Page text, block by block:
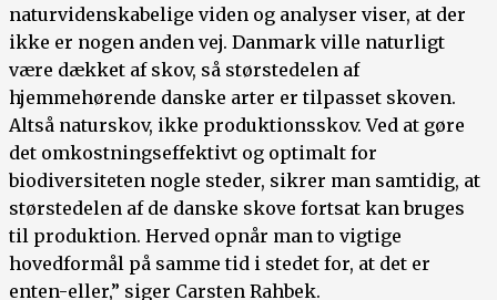
naturvidenskabelige viden og analyser viser, at der
ikke er nogen anden vej. Danmark ville naturligt
være dækket af skov, så størstedelen af
hjemmehørende danske arter er tilpasset skoven.
Altså naturskov, ikke produktionsskov. Ved at gøre
det omkostningseffektivt og optimalt for
biodiversiteten nogle steder, sikrer man samtidig, at
størstedelen af de danske skove fortsat kan bruges
til produktion. Herved opnår man to vigtige
hovedformål på samme tid i stedet for, at det er
enten-eller,” siger Carsten Rahbek.